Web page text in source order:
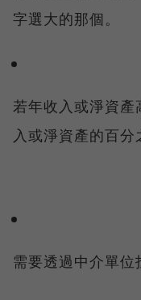
字選大的那個。
若年收入或淨資
入或淨資產的百分
需要透過中介單位